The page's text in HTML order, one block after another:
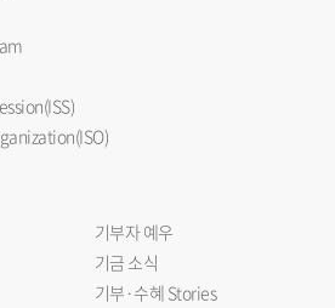
기부자 예우
기금 소식
기부·수혜 Stories